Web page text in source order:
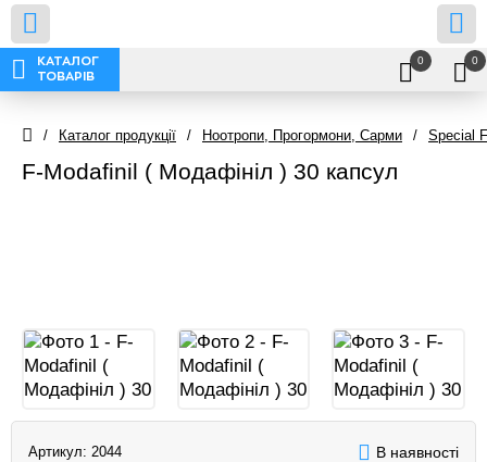
КАТАЛОГ
ТОВАРІВ
0 0
/ Каталог продукції / Ноотропи, Прогормони, Сарми / Special
F-Modafinil ( Модафініл ) 30 капсул
Артикул: 2044 В наявності